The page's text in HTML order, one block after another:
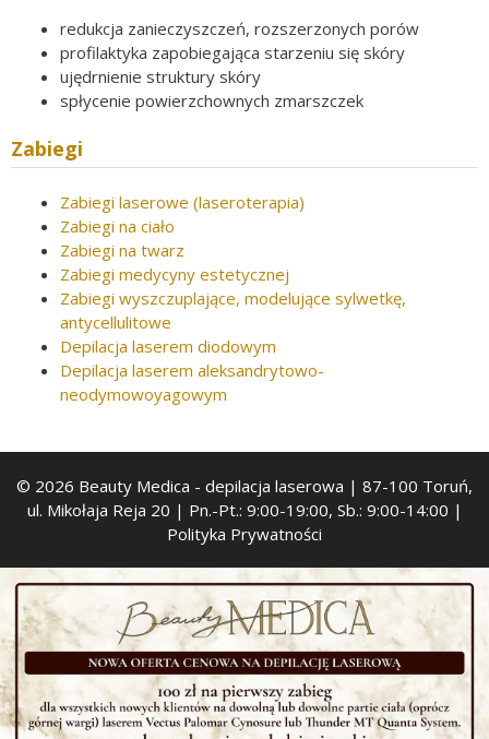
redukcja zanieczyszczeń, rozszerzonych porów
profilaktyka zapobiegająca starzeniu się skóry
ujędrnienie struktury skóry
spłycenie powierzchownych zmarszczek
Zabiegi
Zabiegi laserowe (laseroterapia)
Zabiegi na ciało
Zabiegi na twarz
Zabiegi medycyny estetycznej
Zabiegi wyszczuplające, modelujące sylwetkę,
antycellulitowe
Depilacja laserem diodowym
Depilacja laserem aleksandrytowo-
neodymowoyagowym
© 2026 Beauty Medica - depilacja laserowa | 87-100 Toruń,
ul. Mikołaja Reja 20 | Pn.-Pt.: 9:00-19:00, Sb.: 9:00-14:00 |
Polityka Prywatności